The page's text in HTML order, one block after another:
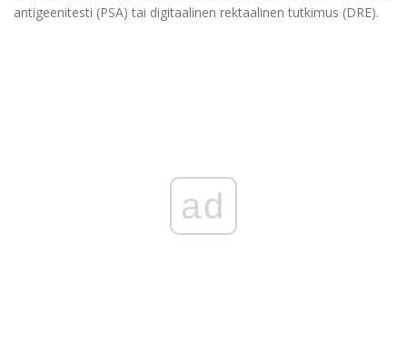
antigeenitesti (PSA) tai digitaalinen rektaalinen tutkimus (DRE).
ad